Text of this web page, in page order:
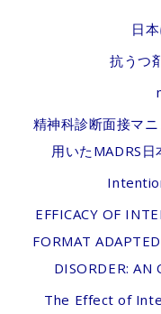
日
抗うつ
精神科診断面接マ
用いたMADRS
EFFICACY OF
FORMAT
DISORDER: AN
The Effect of